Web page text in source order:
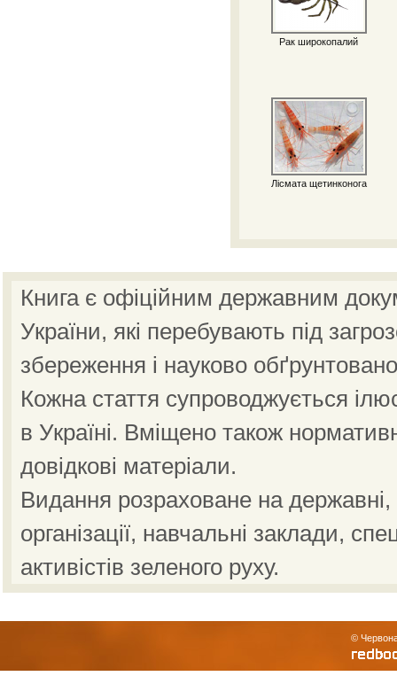
Рак широкопалий
Лісмата щетинконога
Книга є офіційним державним
України, які перебувають під
збереження і науково
Кожна стаття супроводжується
в Україні. Вміщено також
довідкові матеріали.
Видання розраховане на державні,
організації, навчальні заклади,
активістів зеленого руху.
©